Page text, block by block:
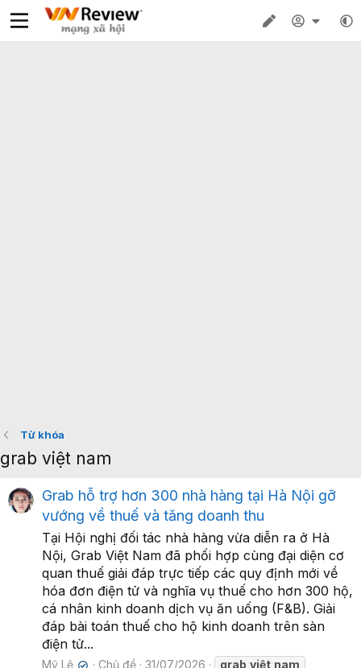
Từ khóa
grab việt nam
Grab hỗ trợ hơn 300 nhà hàng tại Hà Nội gỡ
vướng về thuế và tăng doanh thu
Tại Hội nghị đối tác nhà hàng vừa diễn ra ở Hà
Nội, Grab Việt Nam đã phối hợp cùng đại diện cơ
quan thuế giải đáp trực tiếp các quy định mới về
hóa đơn điện tử và nghĩa vụ thuế cho hơn 300 hộ,
cá nhân kinh doanh dịch vụ ăn uống (F&B). Giải
đáp bài toán thuế cho hộ kinh doanh trên sàn
điện tử...
Mỹ Lệ Chủ đề 31/07/2026 grab việt nam